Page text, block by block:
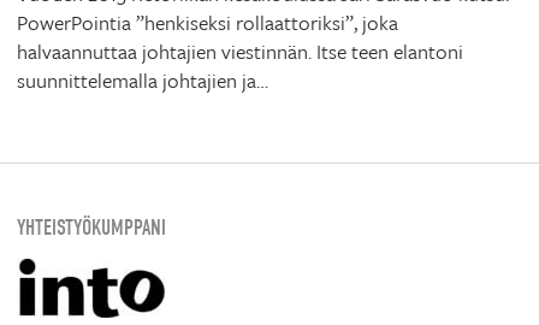
PowerPointia ”henkiseksi rollaattoriksi”, joka
halvaannuttaa johtajien viestinnän. Itse teen elantoni
suunnittelemalla johtajien ja…
YHTEISTYÖKUMPPANI